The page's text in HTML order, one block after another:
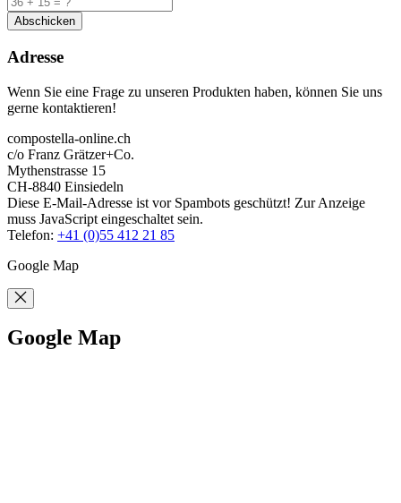
Abschicken
Adresse
Wenn Sie eine Frage zu unseren Produkten haben, können Sie uns
gerne kontaktieren!
compostella-online.ch
c/o Franz Grätzer+Co.
Mythenstrasse 15
CH-8840 Einsiedeln
Diese E-Mail-Adresse ist vor Spambots geschützt! Zur Anzeige
muss JavaScript eingeschaltet sein.
Telefon: +41 (0)55 412 21 85
Google Map
Google Map